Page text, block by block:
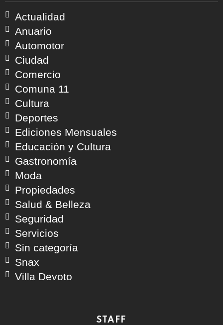
Actualidad
Anuario
Automotor
Ciudad
Comercio
Comuna 11
Cultura
Deportes
Ediciones Mensuales
Educación y Cultura
Gastronomía
Moda
Propiedades
Salud & Belleza
Seguridad
Servicios
Sin categoría
Snax
Villa Devoto
STAFF